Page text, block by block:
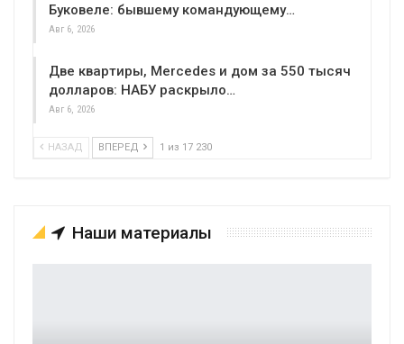
Буковеле: бывшему командующему…
Авг 6, 2026
Две квартиры, Mercedes и дом за 550 тысяч
долларов: НАБУ раскрыло…
Авг 6, 2026
НАЗАД ВПЕРЕД 1 из 17 230
Наши материалы